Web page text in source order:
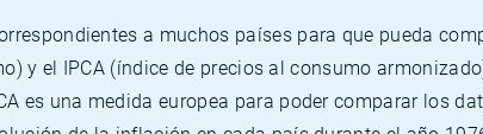
a muchos países para que pueda
y el IPCA (índice de precios al consumo
es una medida europea para poder comparar los